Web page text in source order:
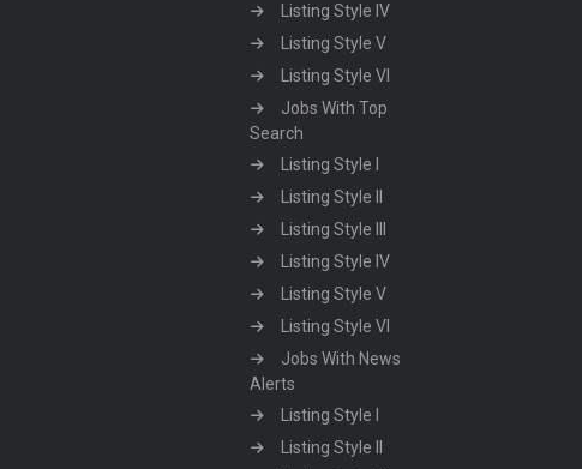
Listing Style IV
Listing Style V
Listing Style VI
Jobs With Top
Search
Listing Style I
Listing Style II
Listing Style III
Listing Style IV
Listing Style V
Listing Style VI
Jobs With News
Alerts
Listing Style I
Listing Style II